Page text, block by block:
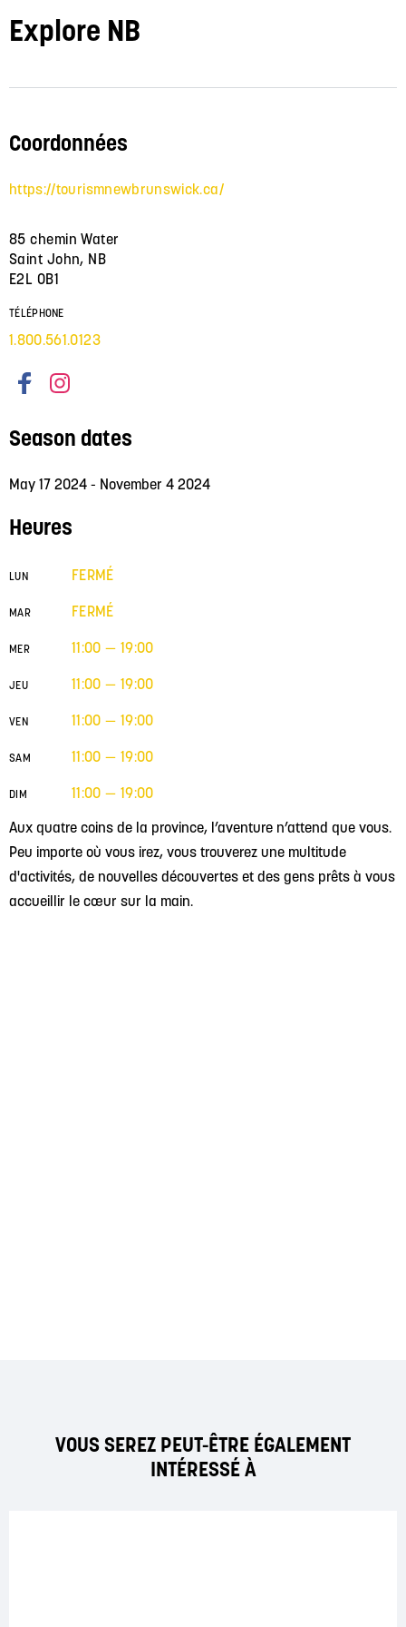
Explore NB
Aux quatre coins de la province, l’aventure n’attend que vous.
Peu importe où vous irez, vous trouverez une multitude
d'activités, de nouvelles découvertes et des gens prêts à vous
accueillir le cœur sur la main.
Coordonnées
https://tourismnewbrunswick.ca/
85 chemin Water
Saint John, NB
E2L 0B1
TÉLÉPHONE
1.800.561.0123
Season dates
May 17 2024 - November 4 2024
Heures
LUN FERMÉ
MAR FERMÉ
MER 11:00 — 19:00
JEU 11:00 — 19:00
VEN 11:00 — 19:00
SAM 11:00 — 19:00
DIM 11:00 — 19:00
VOUS SEREZ PEUT-ÊTRE ÉGALEMENT
INTÉRESSÉ À